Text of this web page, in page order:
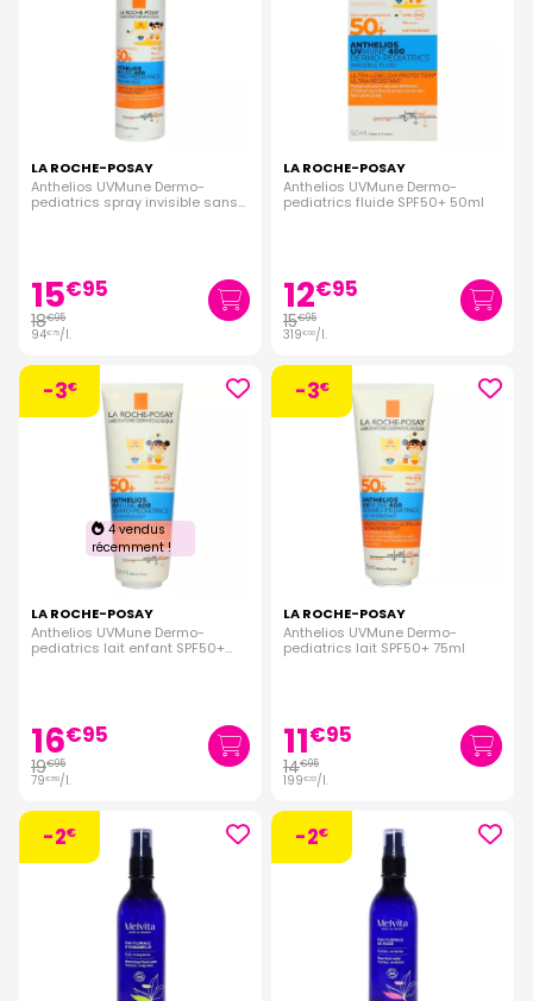
LA ROCHE-POSAY
Anthelios UVMune Dermo-
pediatrics spray invisible sans
15€95
18€95
94€75/l.
LA ROCHE-POSAY
Anthelios UVMune Dermo-
pediatrics fluide SPF50+ 50ml
12€95
15€95
319€00/l.
-3€
4 vendus
récemment !
LA ROCHE-POSAY
Anthelios UVMune Dermo-
pediatrics lait enfant SPF50+
16€95
19€95
79€80/l.
-3€
LA ROCHE-POSAY
Anthelios UVMune Dermo-
pediatrics lait SPF50+ 75ml
11€95
14€95
199€33/l.
-2€ -2€